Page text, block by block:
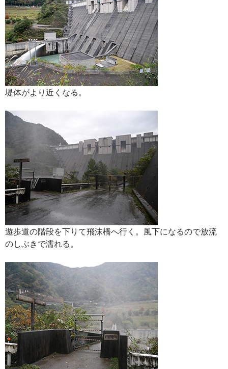
堤体がより近くなる。
遊歩道の階段を下りて飛沫橋へ行く。風下になるので放流
のしぶきで濡れる。